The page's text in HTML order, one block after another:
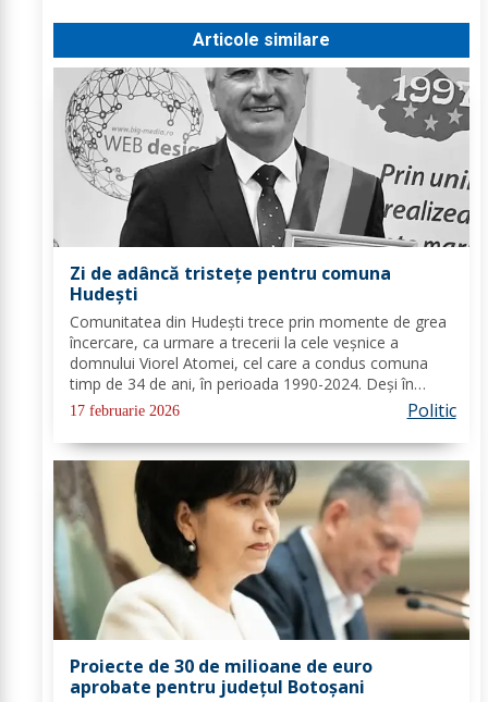
Articole similare
Zi de adâncă tristețe pentru comuna
Hudești
Comunitatea din Hudești trece prin momente de grea
încercare, ca urmare a trecerii la cele veșnice a
domnului Viorel Atomei, cel care a condus comuna
timp de 34 de ani, în perioada 1990-2024. Deși în
ultima perioadă s-a confruntat cu probleme de
sănătate, vestea dispariției sale a adus multă durere...
17 februarie 2026 Politic
Proiecte de 30 de milioane de euro
aprobate pentru județul Botoșani